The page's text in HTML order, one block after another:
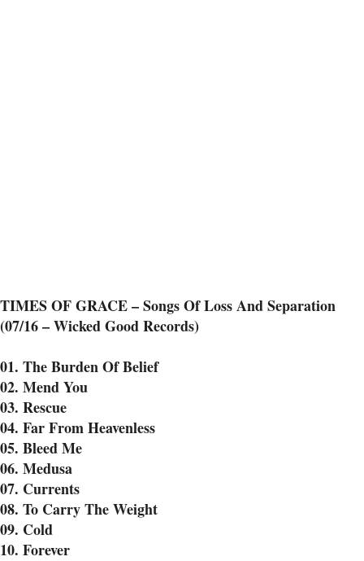
TIMES OF GRACE – Songs Of Loss And Separation
(07/16 – Wicked Good Records)
01. The Burden Of Belief
02. Mend You
03. Rescue
04. Far From Heavenless
05. Bleed Me
06. Medusa
07. Currents
08. To Carry The Weight
09. Cold
10. Forever